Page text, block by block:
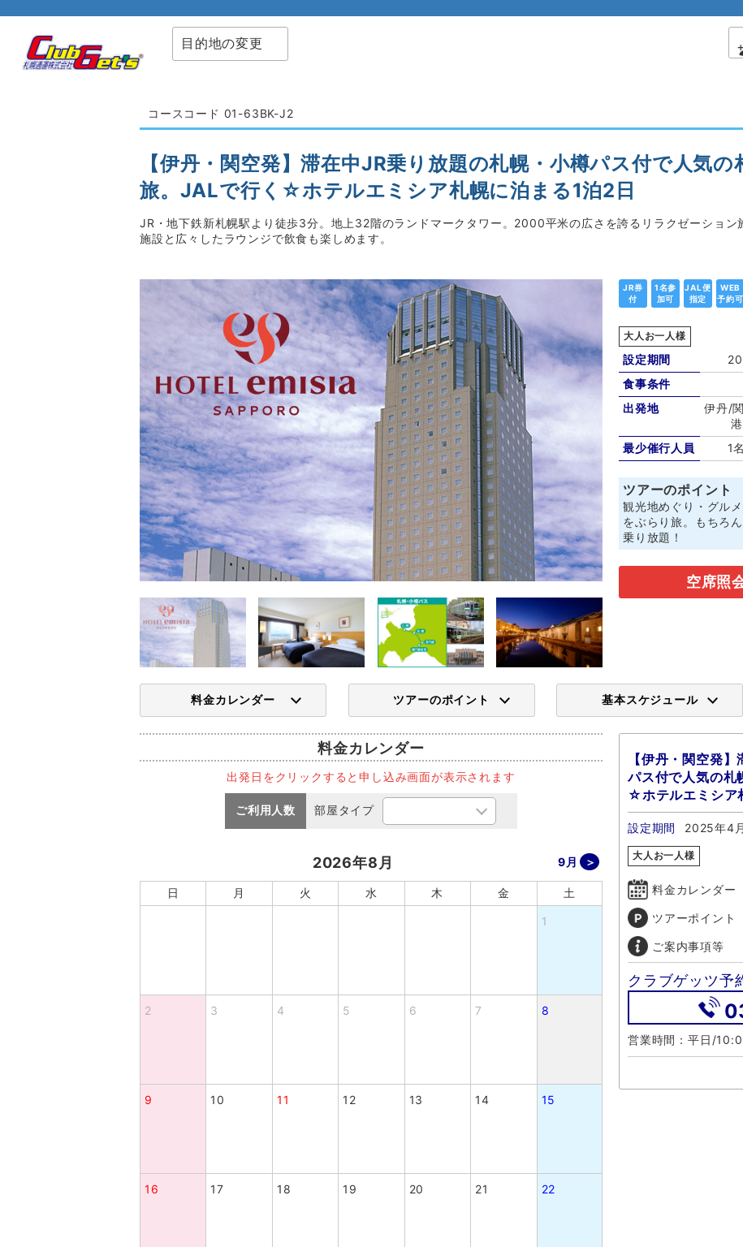
目的地の変更
コースコード 01-63BK-J2
【伊丹・関空発】滞在中JR乗り放題の札幌・小樽パス付で人気の
旅。JALで行く☆ホテルエミシア札幌に泊まる1泊2日
JR・地下鉄新札幌駅より徒歩3分。地上32階のランドマークタワー。2000平米の広さを誇るリラクゼーション
施設と広々したラウンジで飲食も楽しめます。
JR券
付
1名参
加可
JAL便
指定
WEB
予約可
大人お一人様
設定期間
食事条件
出発地
伊丹/
港
最少催行人員
1名
ツアーのポイント
観光地めぐり・グル
をぶらり旅。もちろ
乗り放題！
空席照
料金カレンダー ツアーのポイント 基本スケジュール
料金カレンダー
出発日をクリックすると申し込み画面が表示されます
ご利用人数 部屋タイプ
2026年8月 9月
日 月 火 水 木 金 土
1
2 3 4 5 6 7 8
9 10 11 12 13 14 15
16 17 18 19 20 21 22
【伊丹・関空発
パス付で人気の札
☆ホテルエミシア
設定期間 2025年4
大人お一人様
料金カレンダー
ツアーポイント
ご案内事項等
クラブゲッツ予
営業時間：平日/